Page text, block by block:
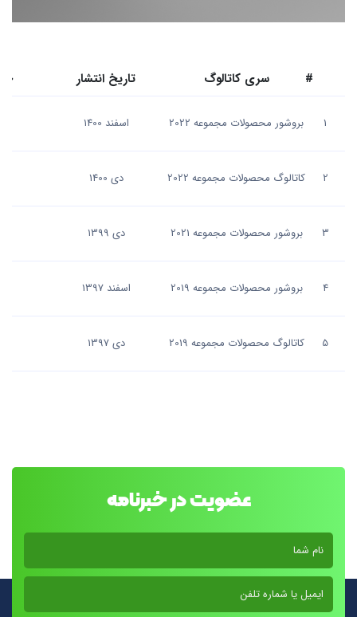
# سری کاتالوگ تاریخ انتشار
1 بروشور محصولات مجموعه 2022 اسفند 1400
2 کاتالوگ محصولات مجموعه 2022 دی 1400
3 بروشور محصولات مجموعه 2021 دی 1399
4 بروشور محصولات مجموعه 2019 اسفند 1397
5 کاتالوگ محصولات مجموعه 2019 دی 1397
عضویت در خبرنامه